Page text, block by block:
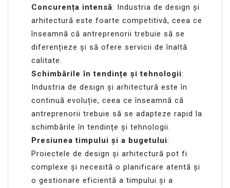
Concurența intensă: Industria de design și
arhitectură este foarte competitivă, ceea ce
înseamnă că antreprenorii trebuie să se
diferențieze și să ofere servicii de înaltă
calitate.
Schimbările în tendințe și tehnologii:
Industria de design și arhitectură este în
continuă evoluție, ceea ce înseamnă că
antreprenorii trebuie să se adapteze rapid la
schimbările în tendințe și tehnologii.
Presiunea timpului și a bugetului:
Proiectele de design și arhitectură pot fi
complexe și necesită o planificare atentă și
o gestionare eficientă a timpului și a